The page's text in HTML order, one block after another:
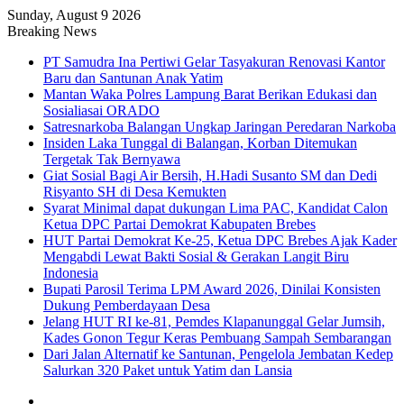
Sunday, August 9 2026
Breaking News
PT Samudra Ina Pertiwi Gelar Tasyakuran Renovasi Kantor
Baru dan Santunan Anak Yatim
Mantan Waka Polres Lampung Barat Berikan Edukasi dan
Sosialiasai ORADO
Satresnarkoba Balangan Ungkap Jaringan Peredaran Narkoba
Insiden Laka Tunggal di Balangan, Korban Ditemukan
Tergetak Tak Bernyawa
Giat Sosial Bagi Air Bersih, H.Hadi Susanto SM dan Dedi
Risyanto SH di Desa Kemukten
Syarat Minimal dapat dukungan Lima PAC, Kandidat Calon
Ketua DPC Partai Demokrat Kabupaten Brebes
HUT Partai Demokrat Ke-25, Ketua DPC Brebes Ajak Kader
Mengabdi Lewat Bakti Sosial & Gerakan Langit Biru
Indonesia
Bupati Parosil Terima LPM Award 2026, Dinilai Konsisten
Dukung Pemberdayaan Desa
Jelang HUT RI ke-81, Pemdes Klapanunggal Gelar Jumsih,
Kades Gonon Tegur Keras Pembuang Sampah Sembarangan
Dari Jalan Alternatif ke Santunan, Pengelola Jembatan Kedep
Salurkan 320 Paket untuk Yatim dan Lansia